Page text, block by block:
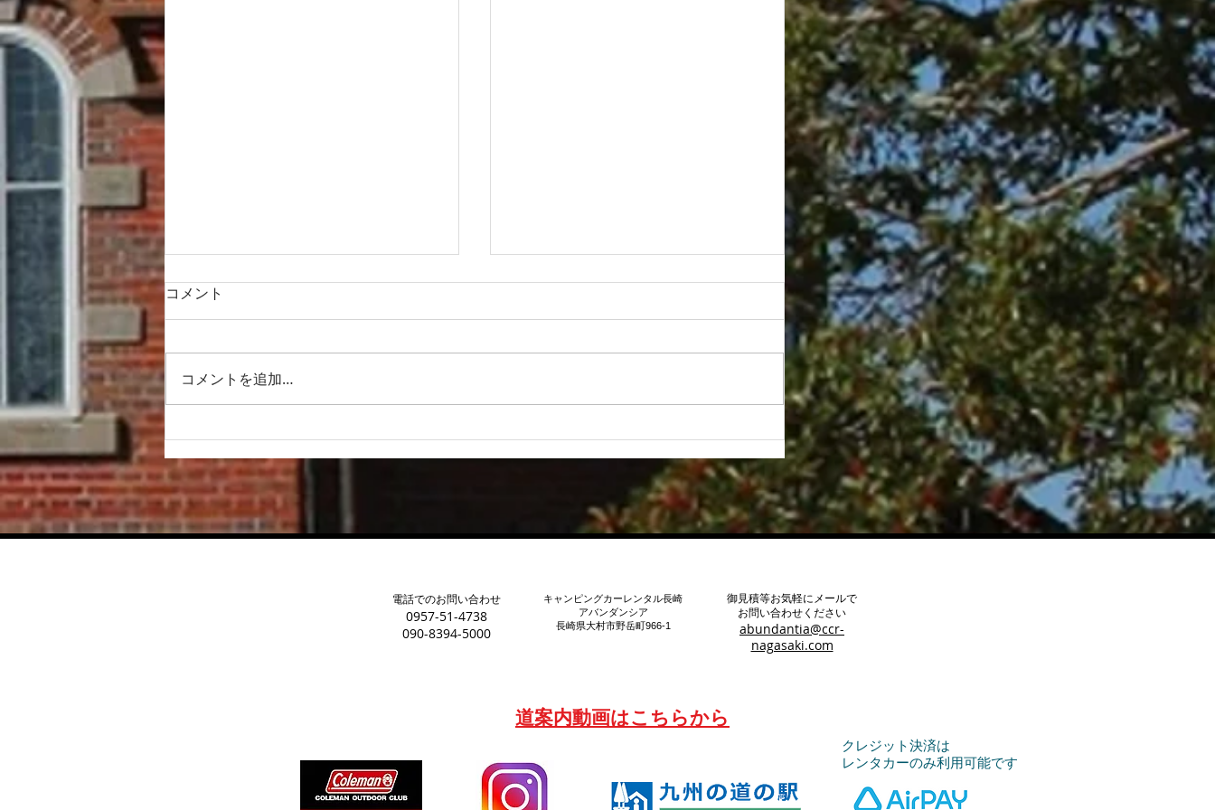
九州の旅は長崎空港から！！！
コメント
コメントを追加…
キャンピングカーレンタル長崎
アバンダンシア
長崎県大村市野岳町966-1
御見積等お気軽にメールで
お問い合わせください
abundantia@ccr-
nagasaki.com
電話でのお問い合わせ
0957-51-4738
090-8394-5000
道案内動画はこちらから
クレジット決済は
​レンタカーのみ利用可能です